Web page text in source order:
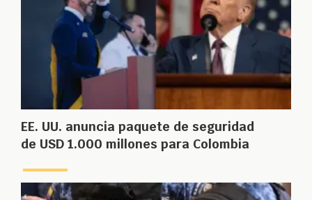
EE. UU. anuncia paquete de seguridad
de USD 1.000 millones para Colombia